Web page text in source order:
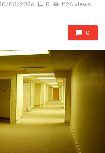
05/2026 0 1126 views
0